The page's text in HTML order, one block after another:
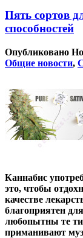
Пять сортов
способностей
Опубликовано
Общие новости,
Каннабис
это, чтобы
качестве
благоприятен
любопытны те
приманивают